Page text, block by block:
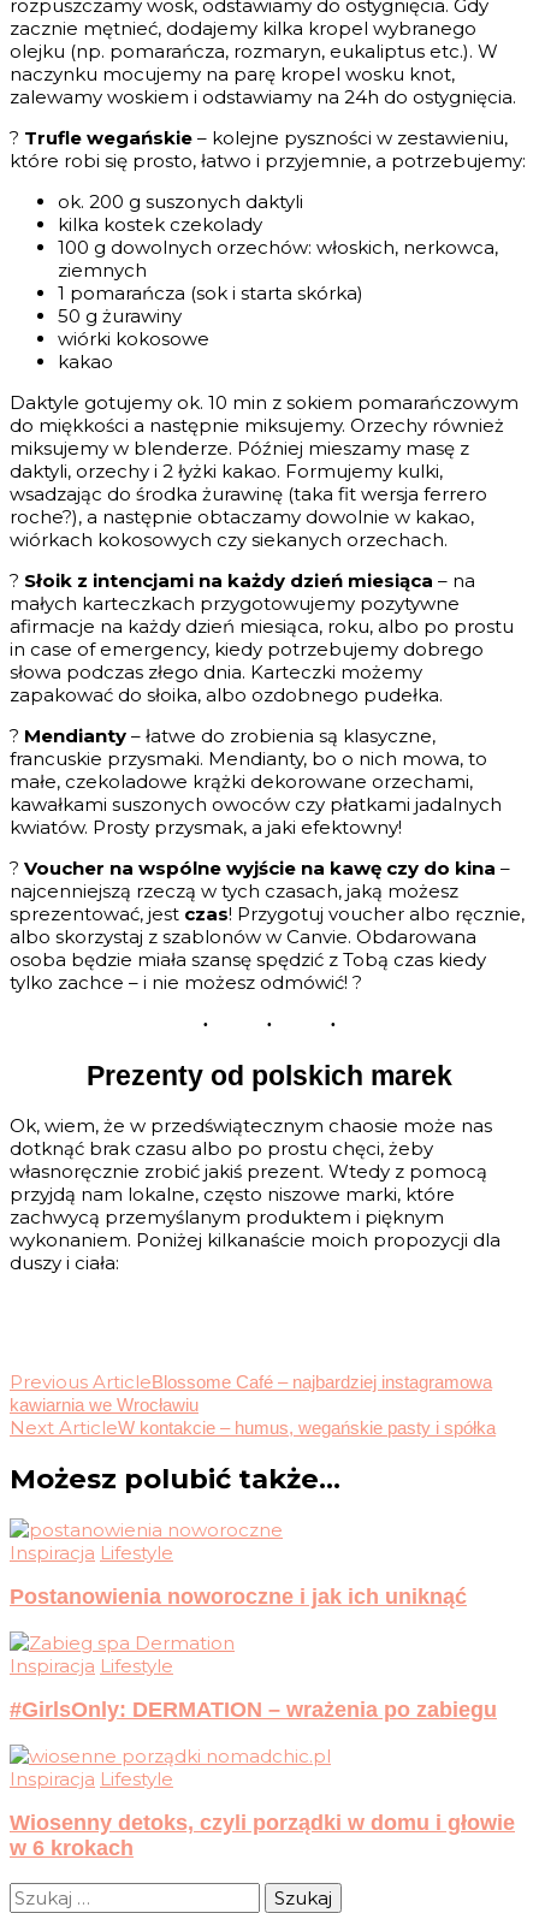
rozpuszczamy wosk, odstawiamy do ostygnięcia. Gdy
zacznie mętnieć, dodajemy kilka kropel wybranego
olejku (np. pomarańcza, rozmaryn, eukaliptus etc.). W
naczynku mocujemy na parę kropel wosku knot,
zalewamy woskiem i odstawiamy na 24h do ostygnięcia.
? Trufle wegańskie – kolejne pyszności w zestawieniu,
które robi się prosto, łatwo i przyjemnie, a potrzebujemy:
ok. 200 g suszonych daktyli
kilka kostek czekolady
100 g dowolnych orzechów: włoskich, nerkowca,
ziemnych
1 pomarańcza (sok i starta skórka)
50 g żurawiny
wiórki kokosowe
kakao
Daktyle gotujemy ok. 10 min z sokiem pomarańczowym
do miękkości a następnie miksujemy. Orzechy również
miksujemy w blenderze. Później mieszamy masę z
daktyli, orzechy i 2 łyżki kakao. Formujemy kulki,
wsadzając do środka żurawinę (taka fit wersja ferrero
roche?), a następnie obtaczamy dowolnie w kakao,
wiórkach kokosowych czy siekanych orzechach.
? Słoik z intencjami na każdy dzień miesiąca – na
małych karteczkach przygotowujemy pozytywne
afirmacje na każdy dzień miesiąca, roku, albo po prostu
in case of emergency, kiedy potrzebujemy dobrego
słowa podczas złego dnia. Karteczki możemy
zapakować do słoika, albo ozdobnego pudełka.
? Mendianty – łatwe do zrobienia są klasyczne,
francuskie przysmaki. Mendianty, bo o nich mowa, to
małe, czekoladowe krążki dekorowane orzechami,
kawałkami suszonych owoców czy płatkami jadalnych
kwiatów. Prosty przysmak, a jaki efektowny!
? Voucher na wspólne wyjście na kawę czy do kina –
najcenniejszą rzeczą w tych czasach, jaką możesz
sprezentować, jest czas! Przygotuj voucher albo ręcznie,
albo skorzystaj z szablonów w Canvie. Obdarowana
osoba będzie miała szansę spędzić z Tobą czas kiedy
tylko zachce – i nie możesz odmówić! ?
Prezenty od polskich marek
Ok, wiem, że w przedświątecznym chaosie może nas
dotknąć brak czasu albo po prostu chęci, żeby
własnoręcznie zrobić jakiś prezent. Wtedy z pomocą
przyjdą nam lokalne, często niszowe marki, które
zachwycą przemyślanym produktem i pięknym
wykonaniem. Poniżej kilkanaście moich propozycji dla
duszy i ciała:
Post
Navigation
Previous ArticleBlossome Café – najbardziej instagramowa
kawiarnia we Wrocławiu
Next ArticleW kontakcie – humus, wegańskie pasty i spółka
Możesz polubić także...
Inspiracja Lifestyle
Postanowienia noworoczne i jak ich uniknąć
Inspiracja Lifestyle
#GirlsOnly: DERMATION – wrażenia po zabiegu
Inspiracja Lifestyle
Wiosenny detoks, czyli porządki w domu i głowie
w 6 krokach
Szukaj: